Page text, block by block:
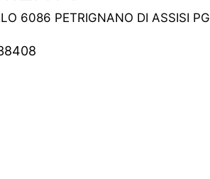
6086 PETRIGNANO DI ASSISI PG